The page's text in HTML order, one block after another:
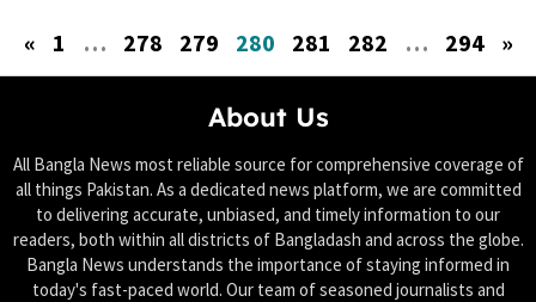
« 1 … 278 279 280 281 282 … 294 »
About Us
All Bangla News most reliable source for comprehensive coverage of
all things Pakistan. As a dedicated news platform, we are committed
to delivering accurate, unbiased, and timely information to our
readers, both within all districts of Bangladash and across the globe.
Bangla News understands the importance of staying informed in
today's fast-paced world. Our team of seasoned journalists and